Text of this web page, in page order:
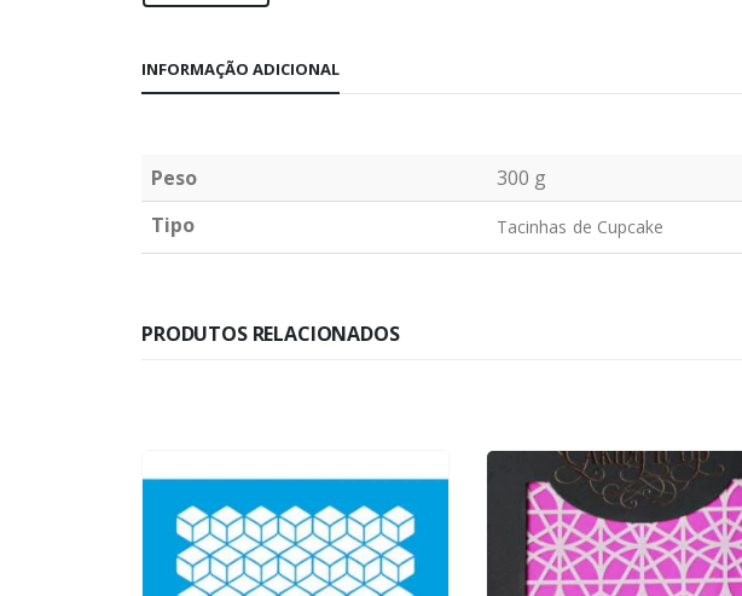
INFORMAÇÃO ADICIONAL
Peso
300 g
Tipo
Tacinhas de Cupcake
PRODUTOS RELACIONADOS